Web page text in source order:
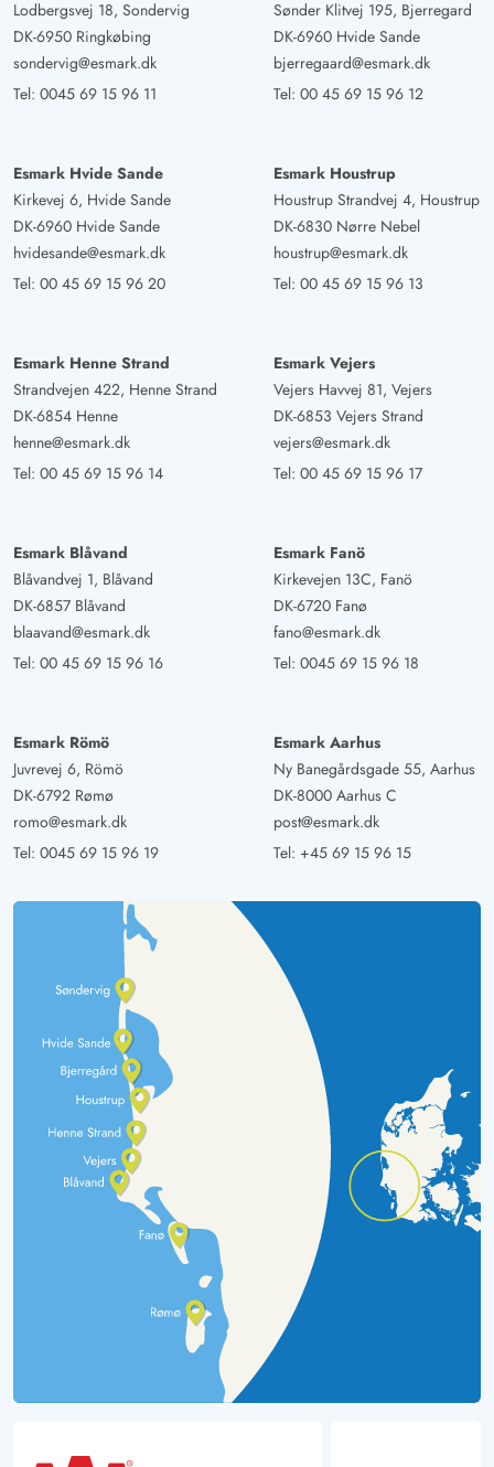
Lodbergsvej 18, Sondervig
DK-6950 Ringkøbing
sondervig@esmark.dk
Tel: 0045 69 15 96 11
Sønder Klitvej 195, Bjerregard
DK-6960 Hvide Sande
bjerregaard@esmark.dk
Tel: 00 45 69 15 96 12
Esmark Hvide Sande
Kirkevej 6, Hvide Sande
DK-6960 Hvide Sande
hvidesande@esmark.dk
Tel: 00 45 69 15 96 20
Esmark Houstrup
Houstrup Strandvej 4, Houstrup
DK-6830 Nørre Nebel
houstrup@esmark.dk
Tel: 00 45 69 15 96 13
Esmark Henne Strand
Strandvejen 422, Henne Strand
DK-6854 Henne
henne@esmark.dk
Tel: 00 45 69 15 96 14
Esmark Vejers
Vejers Havvej 81, Vejers
DK-6853 Vejers Strand
vejers@esmark.dk
Tel: 00 45 69 15 96 17
Esmark Blåvand
Blåvandvej 1, Blåvand
DK-6857 Blåvand
blaavand@esmark.dk
Tel: 00 45 69 15 96 16
Esmark Fanö
Kirkevejen 13C, Fanö
DK-6720 Fanø
fano@esmark.dk
Tel: 0045 69 15 96 18
Esmark Römö
Juvrevej 6, Römö
DK-6792 Rømø
romo@esmark.dk
Tel: 0045 69 15 96 19
Esmark Aarhus
Ny Banegårdsgade 55, Aarhus
DK-8000 Aarhus C
post@esmark.dk
Tel: +45 69 15 96 15